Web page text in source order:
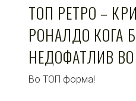
ТОП РЕТРО –
РОНАЛДО КОГА
НЕДОФАТЛИВ
Во ТОП форма!